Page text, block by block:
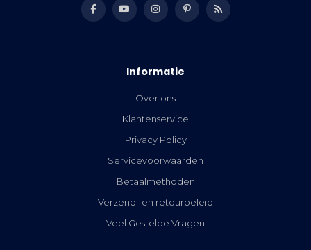
Informatie
Over ons
Klantenservice
Privacy Policy
Servicevoorwaarden
Betaalmethoden
Verzend- en retourbeleid
Veel Gestelde Vragen